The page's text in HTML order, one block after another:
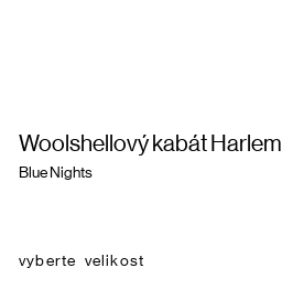
Woolshellový kabát Harlem
Blue Nights
velikost